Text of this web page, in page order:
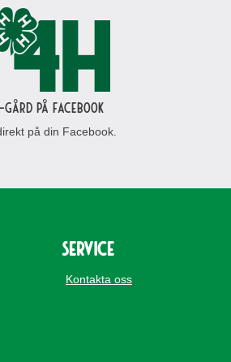
gård på Facebook
på din Facebook.
Service
Kontakta oss